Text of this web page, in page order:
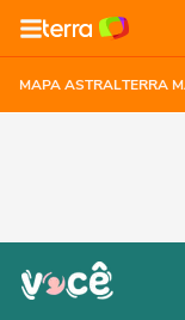
MAPA ASTRALTERRA